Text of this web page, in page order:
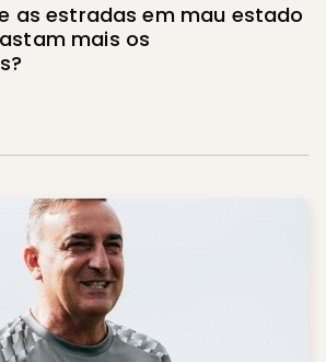
as estradas em mau estado
mais os